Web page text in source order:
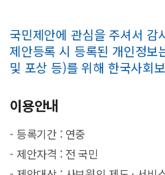
국민제안에 관심을 주셔서 감
제안등록 시 등록된 개인정보
및 포상 등)를 위해 한국사회
이용안내
- 등록기간 : 연중
- 제안자격 : 전 국민